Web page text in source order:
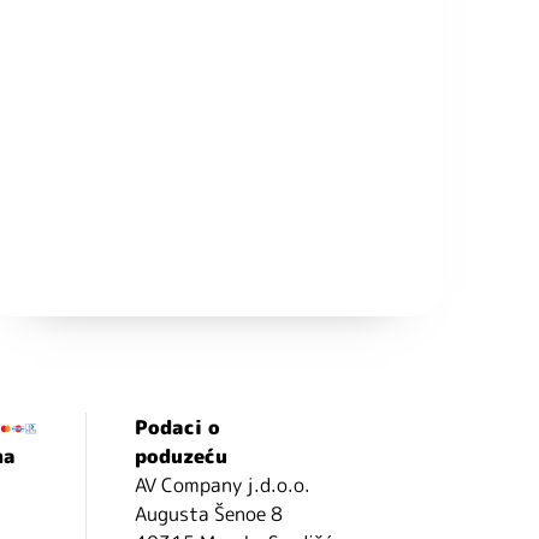
Podaci o
poduzeću
AV Company j.d.o.o.
Augusta Šenoe 8